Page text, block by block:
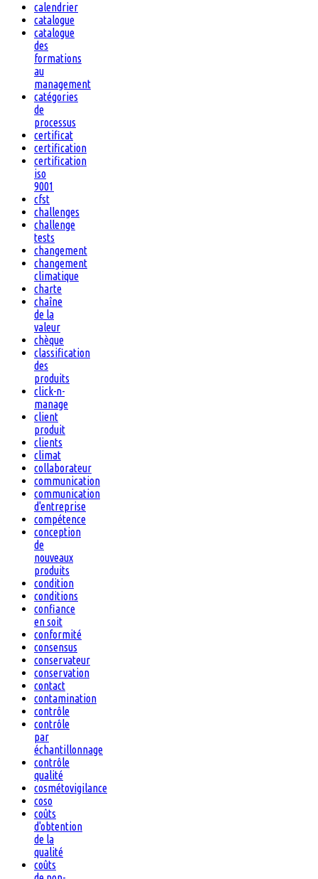
calendrier
catalogue
catalogue
des
formations
au
management
catégories
de
processus
certificat
certification
certification
iso
9001
cfst
challenges
challenge
tests
changement
changement
climatique
charte
chaîne
de la
valeur
chèque
classification
des
produits
click-n-
manage
client
produit
clients
climat
collaborateur
communication
communication
d'entreprise
compétence
conception
de
nouveaux
produits
condition
conditions
confiance
en soit
conformité
consensus
conservateur
conservation
contact
contamination
contrôle
contrôle
par
échantillonnage
contrôle
qualité
cosmétovigilance
coso
coûts
d'obtention
de la
qualité
coûts